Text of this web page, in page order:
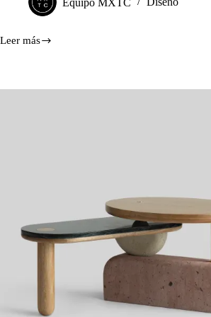
Leer más
Diseño